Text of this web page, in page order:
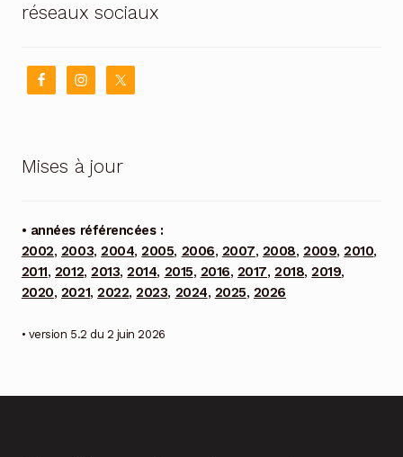
réseaux sociaux
Mises à jour
• années référencées :
2002, 2003,2004,2005, 2006, 2007, 2008,2009,2010,
2011, 2012,2013,2014, 2015, 2016, 2017,2018,2019,
2020, 2021,2022,2023, 2024, 2025, 2026
• version 5.2 du 2 juin 2026